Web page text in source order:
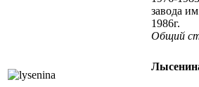
завода
1986г.
Общий